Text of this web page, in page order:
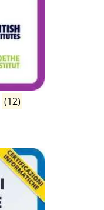
(12)